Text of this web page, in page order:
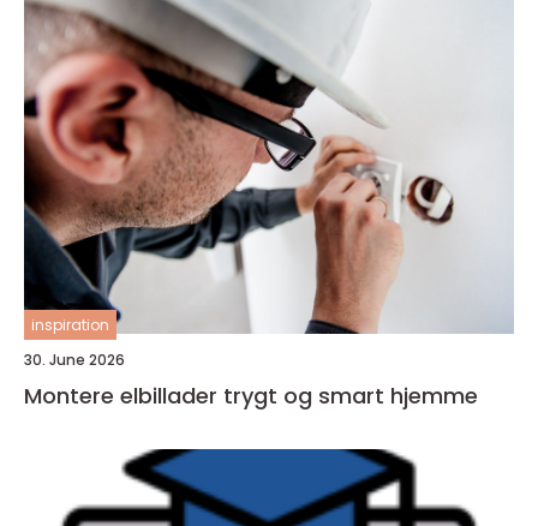
inspiration
30. June 2026
Montere elbillader trygt og smart hjemme